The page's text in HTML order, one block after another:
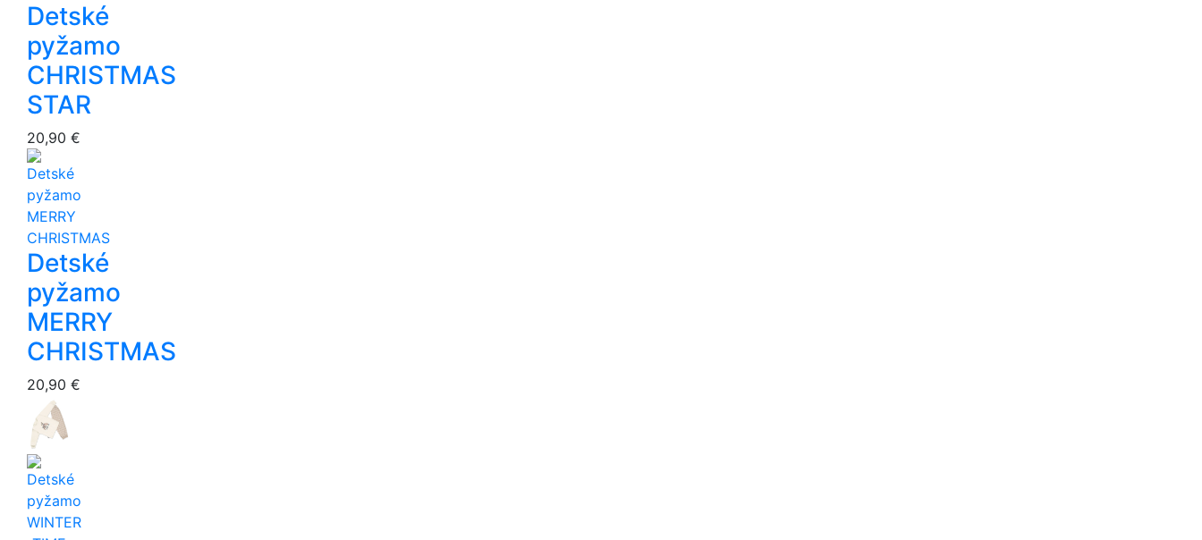
Detské
pyžamo
CHRISTMAS
STAR
20,90 €
Detské
pyžamo
MERRY
CHRISTMAS
20,90 €